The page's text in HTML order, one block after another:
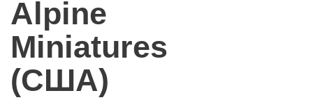
Alpine
Miniatures
(США)